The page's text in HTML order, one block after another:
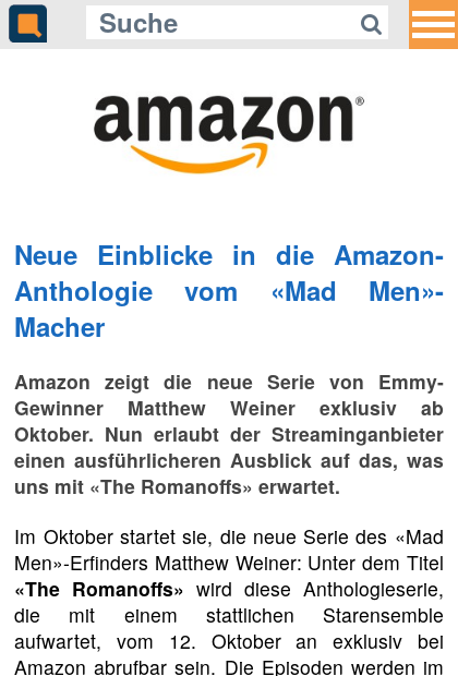
Neue Einblicke in die Amazon-
Anthologie vom «Mad Men»-
Macher
Amazon zeigt die neue Serie von Emmy-
Gewinner Matthew Weiner exklusiv ab
Oktober. Nun erlaubt der Streaminganbieter
einen ausführlicheren Ausblick auf das, was
uns mit «The Romanoffs» erwartet.
Im Oktober startet sie, die neue Serie des «Mad
Men»-Erfinders Matthew Weiner: Unter dem Titel
«The Romanoffs» wird diese Anthologieserie,
die mit einem stattlichen Starensemble
aufwartet, vom 12. Oktober an exklusiv bei
Amazon abrufbar sein. Die Episoden werden im